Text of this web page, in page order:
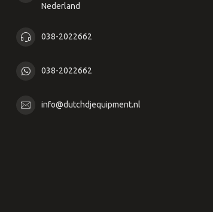
Nederland
038-2022662
038-2022662
info@dutchdjequipment.nl